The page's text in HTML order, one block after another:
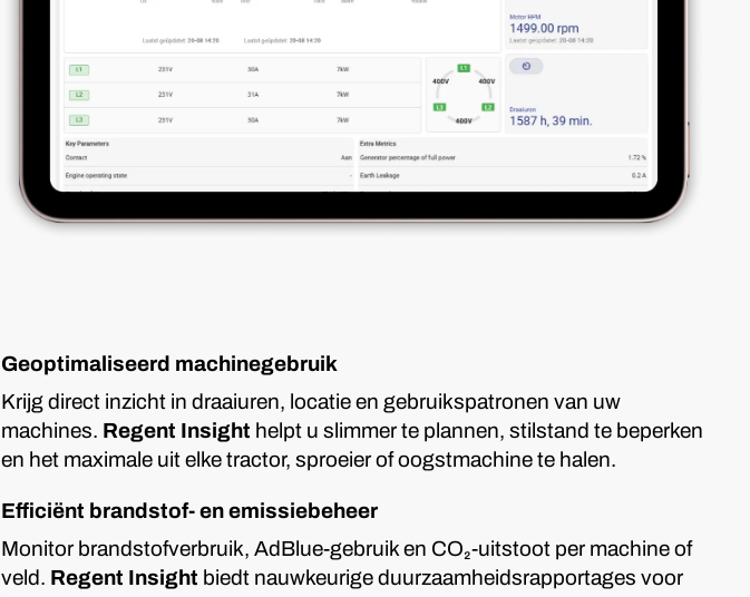
Geoptimaliseerd machinegebruik
Krijg direct inzicht in draaiuren, locatie en gebruikspatronen van uw
machines. Regent Insight helpt u slimmer te plannen, stilstand te beperken
en het maximale uit elke tractor, sproeier of oogstmachine te halen.
Efficiënt brandstof- en emissiebeheer
Monitor brandstofverbruik, AdBlue-gebruik en CO₂-uitstoot per machine of
veld. Regent Insight biedt nauwkeurige duurzaamheidsrapportages voor